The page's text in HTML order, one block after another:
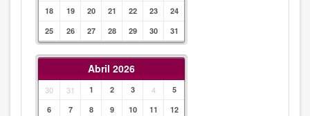
18
19 20 21 22 23
24
25
26 27 28 29 30 31
Abril 2026
30 31 1 2 3 4
5
6
7 8 9 10 11
12